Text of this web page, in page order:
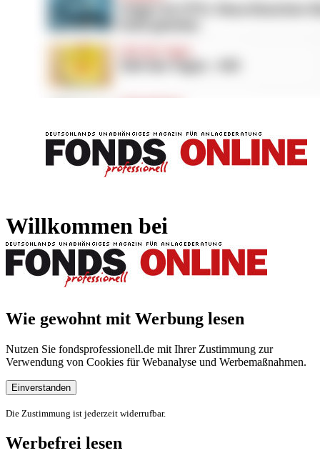
Willkommen bei
Wie gewohnt mit Werbung lesen
Nutzen Sie fondsprofessionell.de mit Ihrer Zustimmung zur
Verwendung von Cookies für Webanalyse und Werbemaßnahmen.
Einverstanden
Die Zustimmung ist jederzeit widerrufbar.
Werbefrei lesen